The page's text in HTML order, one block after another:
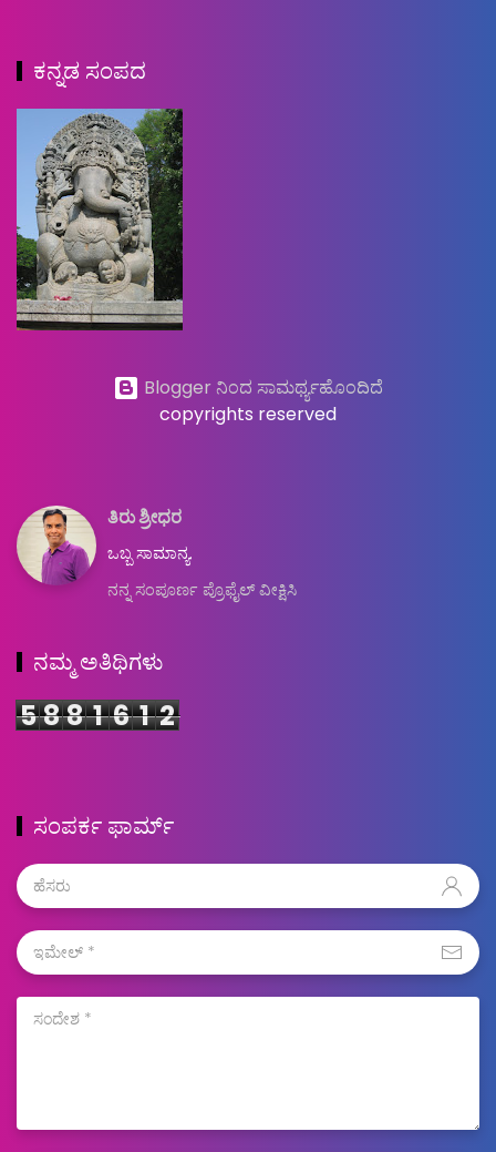
ಕನ್ನಡ ಸಂಪದ
Blogger ನಿಂದ ಸಾಮರ್ಥ್ಯಹೊಂದಿದೆ
copyrights reserved
ತಿರು ಶ್ರೀಧರ
ಒಬ್ಬ ಸಾಮಾನ್ಯ.
ನನ್ನ ಸಂಪೂರ್ಣ ಪ್ರೊಫೈಲ್ ವೀಕ್ಷಿಸಿ
ನಮ್ಮ ಅತಿಥಿಗಳು
588 1 6 1 2
ಸಂಪರ್ಕ ಫಾರ್ಮ್